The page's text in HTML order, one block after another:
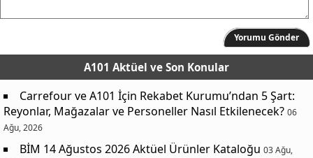
Yorumu Gönder
A101 Aktüel ve Son Konular
Carrefour ve A101 İçin Rekabet Kurumu’ndan 5 Şart:
Reyonlar, Mağazalar ve Personeller Nasıl Etkilenecek? 06
Ağu, 2026
BİM 14 Ağustos 2026 Aktüel Ürünler Kataloğu 03 Ağu,